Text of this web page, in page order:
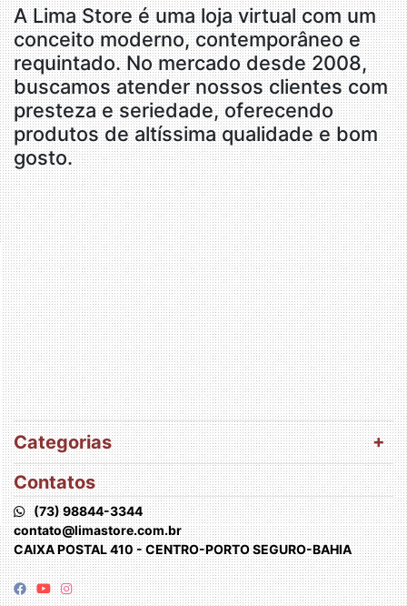
A Lima Store é uma loja virtual com um
conceito moderno, contemporâneo e
requintado. No mercado desde 2008,
buscamos atender nossos clientes com
presteza e seriedade, oferecendo
produtos de altíssima qualidade e bom
gosto.
Categorias
Contatos
(73) 98844-3344
contato@limastore.com.br
CAIXA POSTAL 410 - CENTRO-PORTO SEGURO-BAHIA